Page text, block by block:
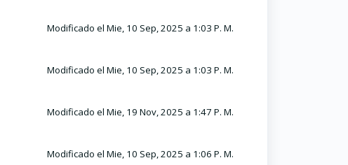
Modificado el Mie, 10 Sep, 2025 a 1:03 P. M.
Modificado el Mie, 10 Sep, 2025 a 1:03 P. M.
Modificado el Mie, 19 Nov, 2025 a 1:47 P. M.
Modificado el Mie, 10 Sep, 2025 a 1:06 P. M.